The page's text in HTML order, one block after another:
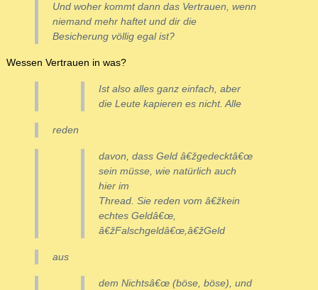
Und woher kommt dann das Vertrauen, wenn
niemand mehr haftet und dir die
Besicherung völlig egal ist?
Wessen Vertrauen in was?
Ist also alles ganz einfach, aber
die Leute kapieren es nicht. Alle
reden
davon, dass Geld â€žgedecktâ€œ
sein müsse, wie natürlich auch
hier im
Thread. Sie reden vom â€žkein
echtes Geldâ€œ,
â€žFalschgeldâ€œ,â€žGeld
aus
dem Nichtsâ€œ (böse, böse), und